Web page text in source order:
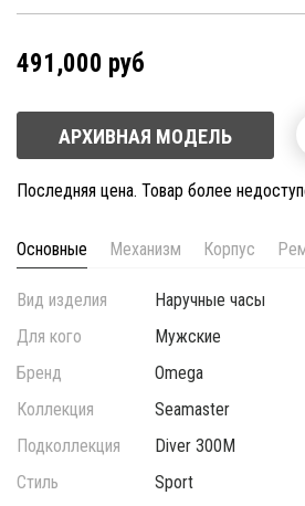
491,000 руб
АРХИВНАЯ МОДЕЛЬ
Последняя цена. Товар более
Основные Механизм Корпус
Вид изделия
Наручные часы
Для кого
Мужские
Бренд
Omega
Коллекция
Seamaster
Подколлекция
Diver 300M
Стиль
Sport